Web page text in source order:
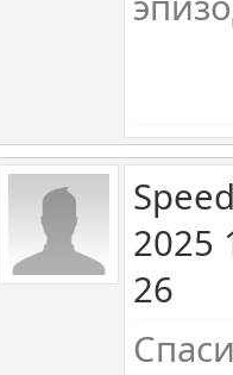
2025
26